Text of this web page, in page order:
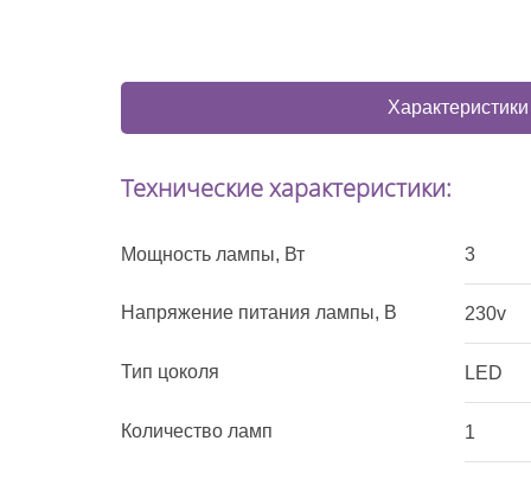
Характеристики
Технические характеристики:
Мощность лампы, Вт 3
Напряжение питания лампы, В 230v
Тип цоколя LED
Количество ламп 1